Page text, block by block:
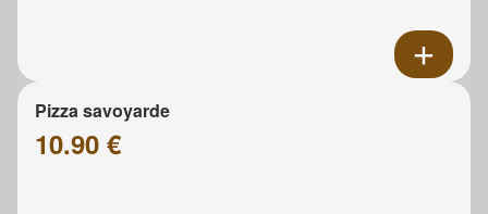
Pizza savoyarde
10.90 €